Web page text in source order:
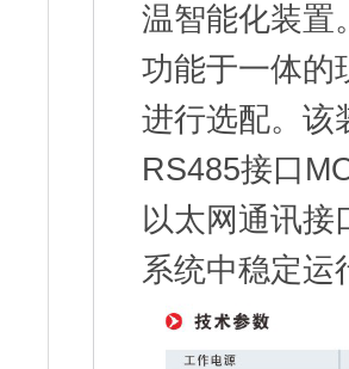
温智能化装置
功能于一体的
进行选配。该
RS485接口
以太网通讯接
系统中稳定运